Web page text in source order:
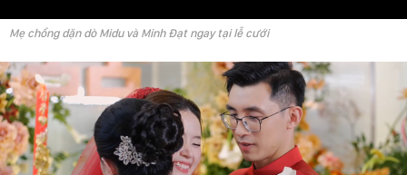
Mẹ chồng dặn dò Midu và Minh Đạt ngay tại lễ cưới